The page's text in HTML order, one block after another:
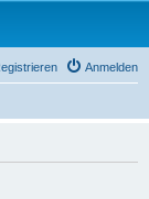
Anmelden